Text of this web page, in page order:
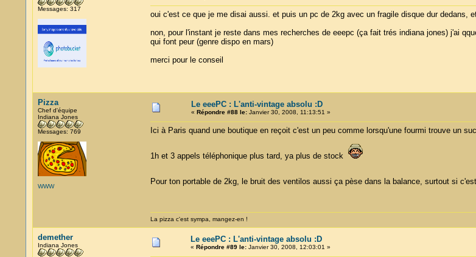
Messages: 317
oui c'est ce que je me disai aussi. et puis un pc de 2kg avec un fragile disque dur dedans,
non, pour l'instant je reste dans mes recherches de eeepc (ça fait trés indiana jones) j'ai
qui font peur (genre dispo en mars)
merci pour le conseil
Pizza
Chef d'équipe
Indiana Jones
Messages: 769
WWW
Le eeePC : L'anti-vintage absolu :D
« Répondre #88 le:Janvier 30, 2008, 11:13:51 »
Ici à Paris quand une boutique en reçoit c'est un peu comme lorsqu'une fourmi trouve un
1h et 3 appels téléphonique plus tard, ya plus de stock
Pour ton portable de 2kg, le bruit des ventilos aussi ça pèse dans la balance, surtout si
La pizza c'est sympa, mangez-en !
demether
Indiana Jones
Le eeePC : L'anti-vintage absolu :D
« Répondre #89 le:Janvier 30, 2008, 12:03:01 »